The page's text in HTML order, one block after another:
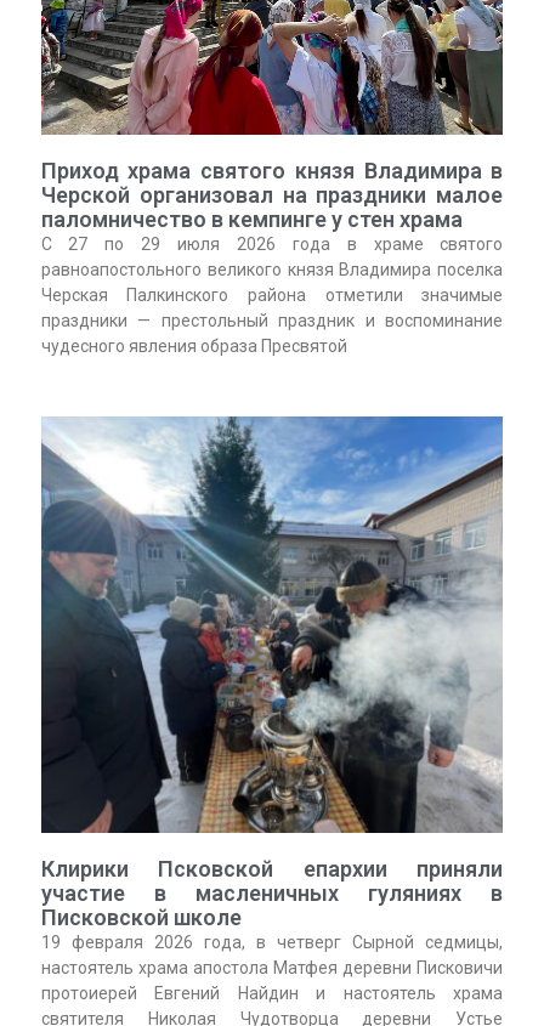
Приход храма святого князя Владимира в
Черской организовал на праздники малое
паломничество в кемпинге у стен храма
С 27 по 29 июля 2026 года в храме святого
равноапостольного великого князя Владимира поселка
Черская Палкинского района отметили значимые
праздники — престольный праздник и воспоминание
чудесного явления образа Пресвятой
Клирики Псковской епархии приняли
участие в масленичных гуляниях в
Писковской школе
19 февраля 2026 года, в четверг Сырной седмицы,
настоятель храма апостола Матфея деревни Писковичи
протоиерей Евгений Найдин и настоятель храма
святителя Николая Чудотворца деревни Устье